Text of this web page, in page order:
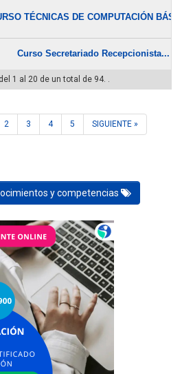
TÉCNICAS DE COMPUTACIÓN
Curso Secretariado Recepcionista...
1 al 20 de un total de 94. .
2 3 4 5 SIGUIENTE »
y competencias